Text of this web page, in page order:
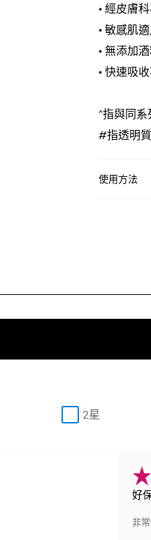
• 經皮膚
• 敏感肌適
• 無添加
• 快速吸
^指與同
#指透明
使用方法
2星
好
非